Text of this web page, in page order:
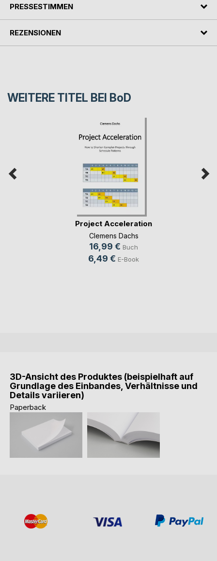
PRESSESTIMMEN
REZENSIONEN
WEITERE TITEL BEI BoD
Project Acceleration
Clemens Dachs
16,99 € Buch
6,49 € E-Book
3D-Ansicht des Produktes (beispielhaft auf
Grundlage des Einbandes, Verhältnisse und
Details variieren)
Paperback